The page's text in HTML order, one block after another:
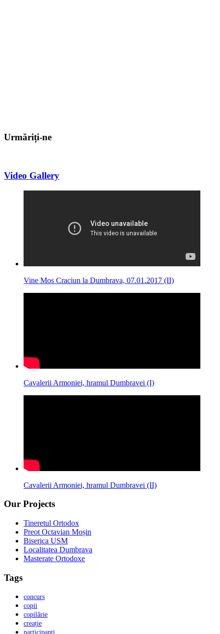
Urmăriți-ne
Video Gallery
Vine Mos Craciun la Dumbrava, 07.01.2017 (II)
Cavalerii Armoniei, hramul Dumbravei (I)
Cavalerii Armoniei, hramul Dumbravei (II)
Our Projects
Tineretul Ortodox
Preot Octavian Moșin
Biserica USM
Localitatea Dumbrava
Masterate Ortodoxe
Tags
concurs
copii
copilărie
creație
participanți